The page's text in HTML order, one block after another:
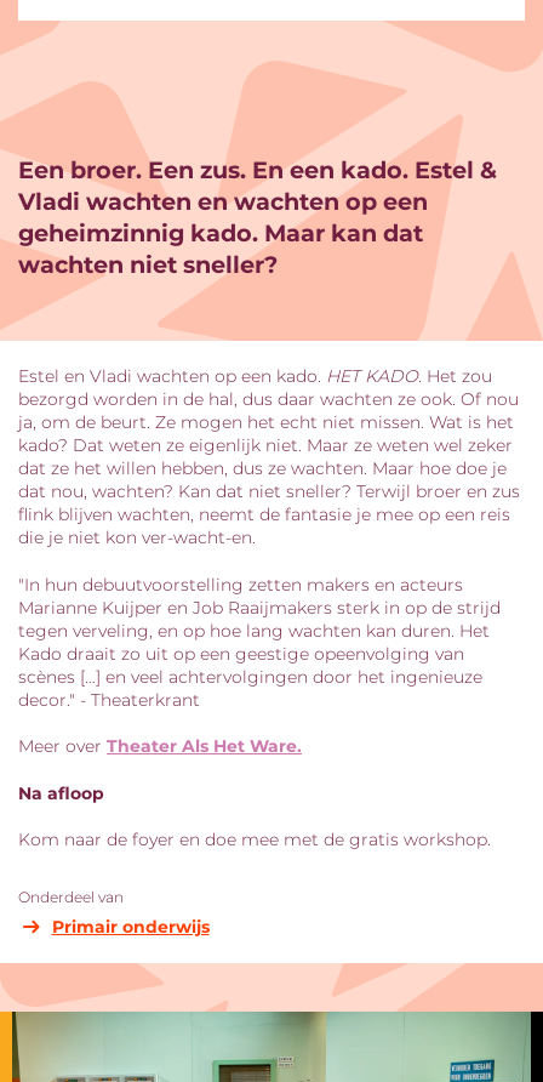
Een broer. Een zus. En een kado. Estel &
Vladi wachten en wachten op een
geheimzinnig kado. Maar kan dat
wachten niet sneller?
Estel en Vladi wachten op een kado. HET KADO. Het zou
bezorgd worden in de hal, dus daar wachten ze ook. Of nou
ja, om de beurt. Ze mogen het echt niet missen. Wat is het
kado? Dat weten ze eigenlijk niet. Maar ze weten wel zeker
dat ze het willen hebben, dus ze wachten. Maar hoe doe je
dat nou, wachten? Kan dat niet sneller? Terwijl broer en zus
flink blijven wachten, neemt de fantasie je mee op een reis
die je niet kon ver-wacht-en.
"In hun debuutvoorstelling zetten makers en acteurs
Marianne Kuijper en Job Raaijmakers sterk in op de strijd
tegen verveling, en op hoe lang wachten kan duren. Het
Kado draait zo uit op een geestige opeenvolging van
scènes […] en veel achtervolgingen door het ingenieuze
decor." - Theaterkrant
Meer over Theater Als Het Ware.
Na afloop
Kom naar de foyer en doe mee met de gratis workshop.
Onderdeel van
Primair onderwijs
Overslaan
Inzoomen